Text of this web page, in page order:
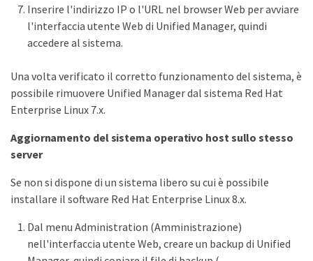
Inserire l'indirizzo IP o l'URL nel browser Web per avviare
l'interfaccia utente Web di Unified Manager, quindi
accedere al sistema.
Una volta verificato il corretto funzionamento del sistema, è
possibile rimuovere Unified Manager dal sistema Red Hat
Enterprise Linux 7.x.
Aggiornamento del sistema operativo host sullo stesso
server
Se non si dispone di un sistema libero su cui è possibile
installare il software Red Hat Enterprise Linux 8.x.
Dal menu Administration (Amministrazione)
nell'interfaccia utente Web, creare un backup di Unified